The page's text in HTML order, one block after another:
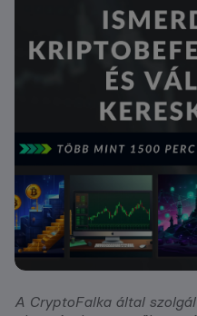
A CryptoFalka által